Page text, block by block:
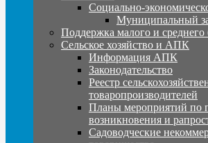
Социально-
Муниципальный
Поддержка малого и среднего
Сельское хозяйство и АПК
Информация АПК
Законодательство
Реестр
товаропроизводителей
Планы мероприятий по
возникновения и
Садоводческие